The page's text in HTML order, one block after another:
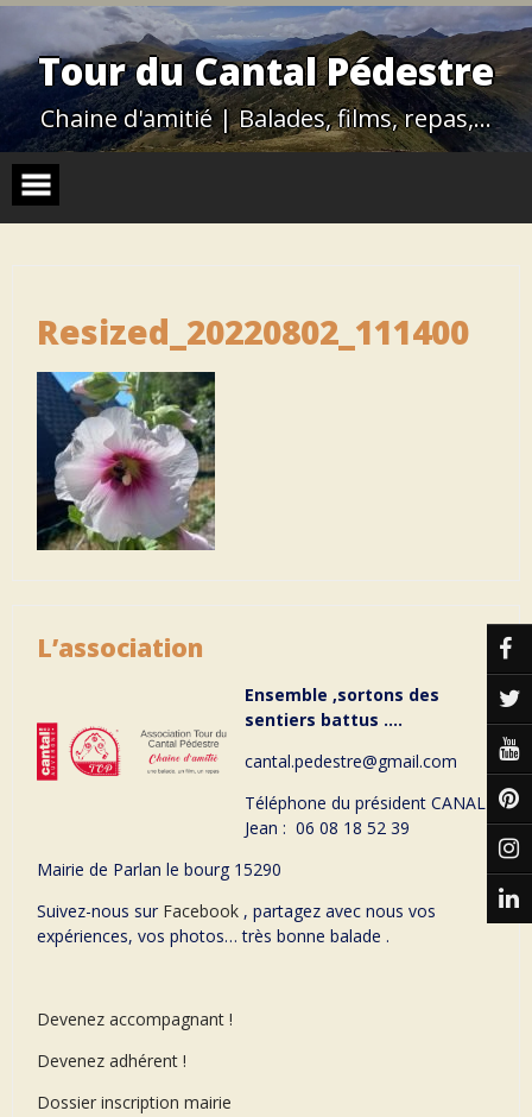
Skip
contentTour du Cantal Pédestre
Chaine d'amitié | Balades, films, repas,…
Resized_20220802_111400
L’association
Ensemble ,sortons des
sentiers battus ….
cantal.pedestre@gmail.com
Téléphone du président CANAL
Jean : 06 08 18 52 39
Mairie de Parlan le bourg 15290
Suivez-nous sur Facebook , partagez avec nous vos
expériences, vos photos… très bonne balade .
Devenez accompagnant !
Devenez adhérent !
Dossier inscription mairie